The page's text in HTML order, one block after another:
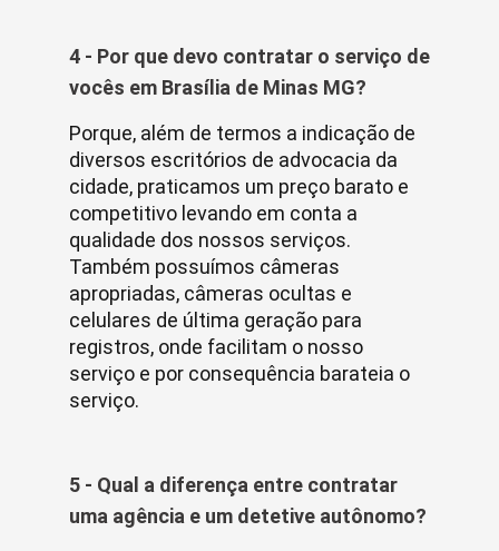
4 - Por que devo contratar o serviço de
vocês em Brasília de Minas MG?
Porque, além de termos a indicação de
diversos escritórios de advocacia da
cidade, praticamos um preço barato e
competitivo levando em conta a
qualidade dos nossos serviços.
Também possuímos câmeras
apropriadas, câmeras ocultas e
celulares de última geração para
registros, onde facilitam o nosso
serviço e por consequência barateia o
serviço.
5 - Qual a diferença entre contratar
uma agência e um detetive autônomo?